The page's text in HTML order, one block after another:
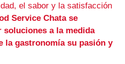
el sabor y la satisfacción
Service Chata se
soluciones a la medida
la gastronomía su pasión y